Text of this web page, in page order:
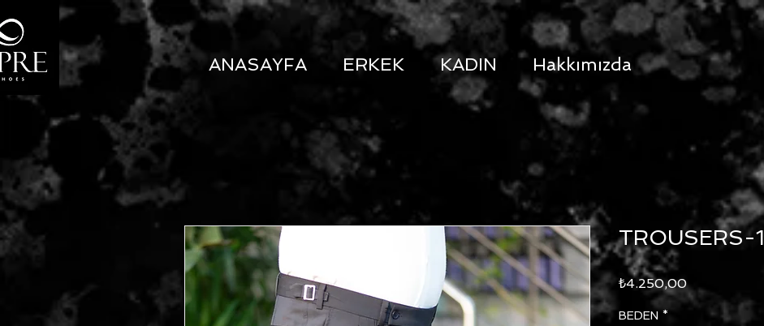
ANASAYFA ERKEK KADIN Hakkımızda
TROUSERS-1
₺4.250,00Fiyat
BEDEN *